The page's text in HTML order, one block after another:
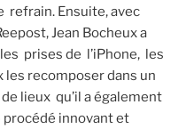
refrain. Ensuite, avec
Jean Bocheux a
prises de l’iPhone, les
recomposer dans un
lieux qu’il a également
procédé innovant et